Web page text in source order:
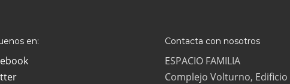
en: Contacta con nosotros
ESPACIO FAMILIA
Complejo Volturno, Edificio